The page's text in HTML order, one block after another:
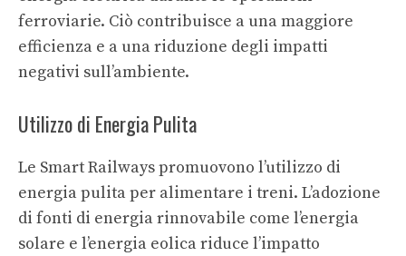
ferroviarie. Ciò contribuisce a una maggiore
efficienza e a una riduzione degli impatti
negativi sull’ambiente.
Utilizzo di Energia Pulita
Le Smart Railways promuovono l’utilizzo di
energia pulita per alimentare i treni. L’adozione
di fonti di energia rinnovabile come l’energia
solare e l’energia eolica riduce l’impatto